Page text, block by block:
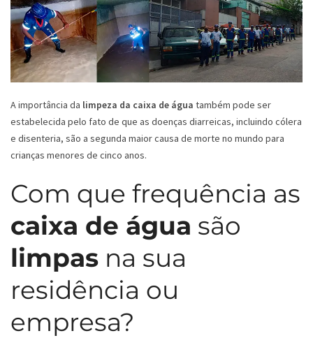
A importância da limpeza da caixa de água também pode ser
estabelecida pelo fato de que as doenças diarreicas, incluindo cólera
e disenteria, são a segunda maior causa de morte no mundo para
crianças menores de cinco anos.
Com que frequência as
caixa de água são
limpas na sua
residência ou
empresa?